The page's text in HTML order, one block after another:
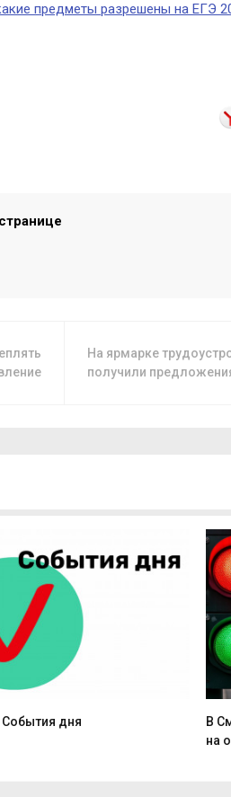
предметы разрешены на ЕГЭ
На ярмарке
получили
События дня
В
на